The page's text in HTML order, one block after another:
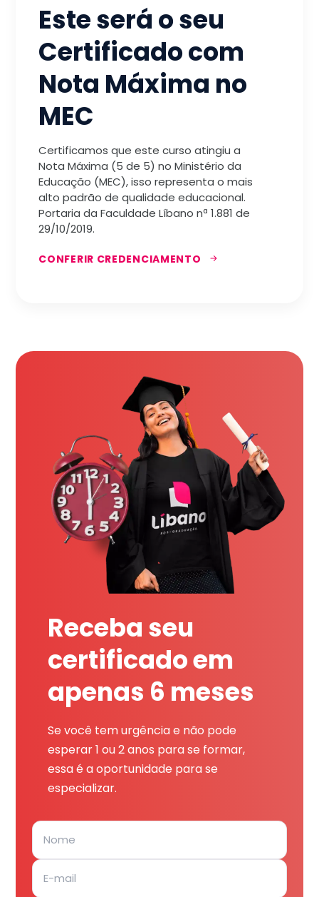
Este será o seu
Certificado com
Nota Máxima no
MEC
Certificamos que este curso atingiu a
Nota Máxima (5 de 5) no Ministério da
Educação (MEC), isso representa o mais
alto padrão de qualidade educacional.
Portaria da Faculdade Líbano nª 1.881 de
29/10/2019.
CONFERIR CREDENCIAMENTO
Receba seu
certificado em
apenas 6 meses
Se você tem urgência e não pode
esperar 1 ou 2 anos para se formar,
essa é a oportunidade para se
especializar.